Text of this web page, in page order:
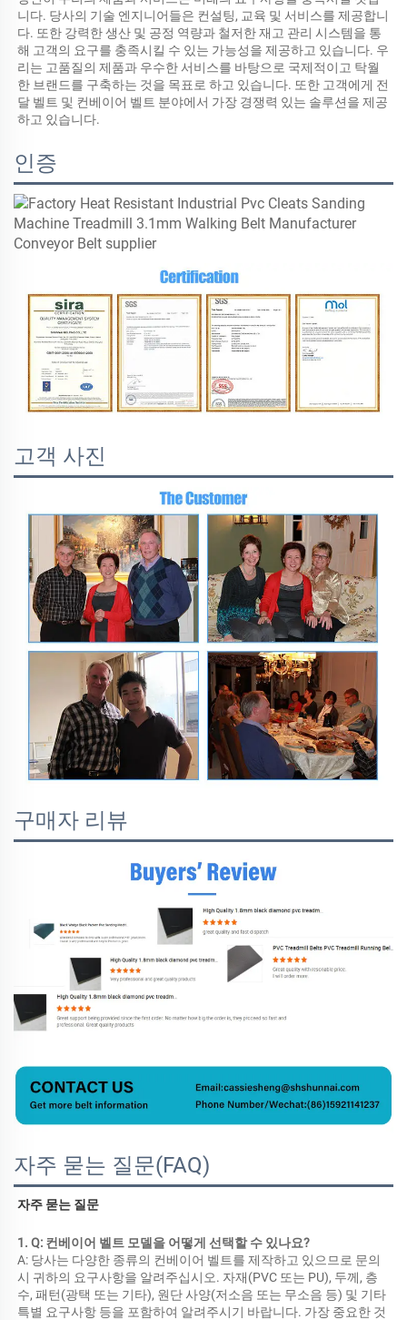
니다. 당사의 기술 엔지니어들은 컨설팅, 교육 및 서비스를 제공합니
다. 또한 강력한 생산 및 공정 역량과 철저한 재고 관리 시스템을 통
해 고객의 요구를 충족시킬 수 있는 가능성을 제공하고 있습니다. 우
리는 고품질의 제품과 우수한 서비스를 바탕으로 국제적이고 탁월
한 브랜드를 구축하는 것을 목표로 하고 있습니다. 또한 고객에게 전
달 벨트 및 컨베이어 벨트 분야에서 가장 경쟁력 있는 솔루션을 제공
하고 있습니다.
인증
고객 사진
구매자 리뷰
자주 묻는 질문(FAQ)
자주 묻는 질문
1. Q: 컨베이어 벨트 모델을 어떻게 선택할 수 있나요?
A: 당사는 다양한 종류의 컨베이어 벨트를 제작하고 있으므로 문의
시 귀하의 요구사항을 알려주십시오. 자재(PVC 또는 PU), 두께, 층
수, 패턴(광택 또는 기타), 원단 사양(저소음 또는 무소음 등) 및 기타
특별 요구사항 등을 포함하여 알려주시기 바랍니다. 가장 중요한 것